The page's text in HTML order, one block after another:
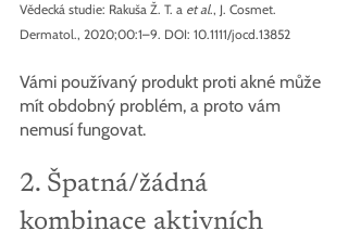
Vědecká studie: Rakuša Ž. T. a et al., J. Cosmet.
Dermatol., 2020;00:1–9. DOI: 10.1111/jocd.13852
Vámi používaný produkt proti akné může
mít obdobný problém, a proto vám
nemusí fungovat.
2. Špatná/žádná
kombinace aktivních